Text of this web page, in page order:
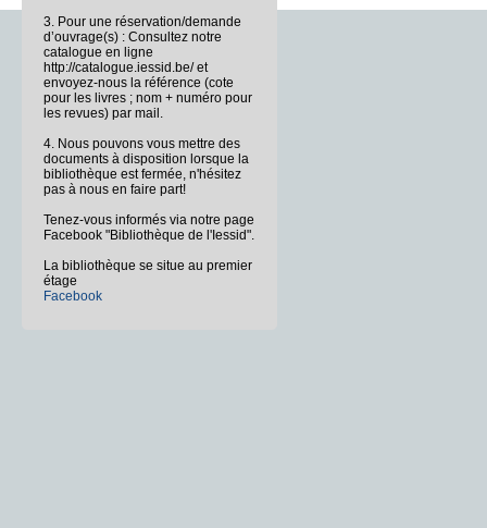
3. Pour une réservation/demande
d’ouvrage(s) : Consultez notre
catalogue en ligne
http://catalogue.iessid.be/ et
envoyez-nous la référence (cote
pour les livres ; nom + numéro pour
les revues) par mail.
4. Nous pouvons vous mettre des
documents à disposition lorsque la
bibliothèque est fermée, n'hésitez
pas à nous en faire part!
Tenez-vous informés via notre page
Facebook "Bibliothèque de l'Iessid".
La bibliothèque se situe au premier
étage
Facebook